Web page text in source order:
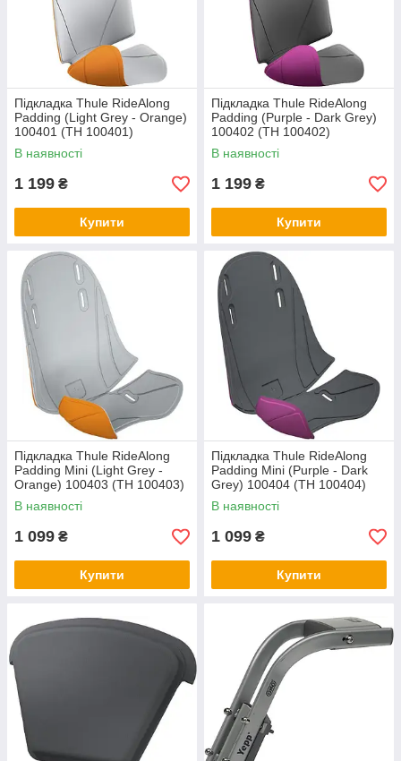
Підкладка Thule RideAlong
Padding (Light Grey - Orange)
100401 (TH 100401)
В наявності
1 199 ₴
Купити
Підкладка Thule RideAlong
Padding (Purple - Dark Grey)
100402 (TH 100402)
В наявності
1 199 ₴
Купити
Підкладка Thule RideAlong
Padding Mini (Light Grey -
Orange) 100403 (TH 100403)
В наявності
1 099 ₴
Купити
Підкладка Thule RideAlong
Padding Mini (Purple - Dark
Grey) 100404 (TH 100404)
В наявності
1 099 ₴
Купити